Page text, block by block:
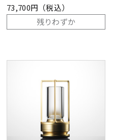
73,700円（税込）
残りわずか